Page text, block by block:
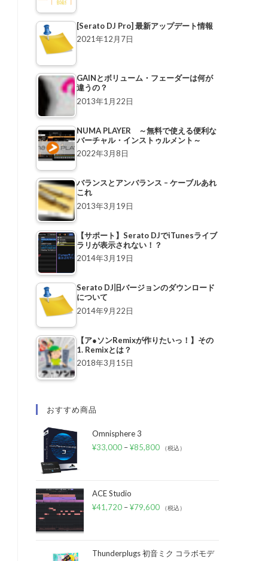
[Serato DJ Pro] 最新アップデート情報
2021年12月7日
GAINとボリューム・フェーダーは何が
違うの？
2013年1月22日
NUMA PLAYER ～無料で使える便利な
バーチャル・インストゥルメント～
2022年3月8日
バランスとアンバランス – ケーブルあれ
これ
2013年3月19日
【サポート】Serato DJでiTunesライブ
ラリが表示されない！？
2014年3月19日
Serato DJ旧バージョンのダウンロード
について
2014年9月22日
【ア●ソンRemixが作りたいっ！】その
1. Remixとは？
2018年3月15日
おすすめ商品
Omnisphere 3
¥33,000 –¥85,800 （税込）
ACE Studio
¥41,720 –¥79,600 （税込）
Thunderplugs 初音ミク コラボモデ